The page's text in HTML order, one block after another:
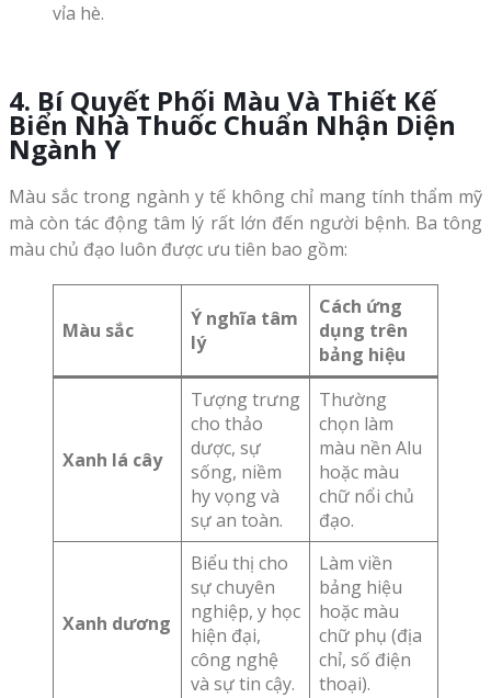
vỉa hè.
4. Bí Quyết Phối Màu Và Thiết Kế
Biển Nhà Thuốc Chuẩn Nhận Diện
Ngành Y
Màu sắc trong ngành y tế không chỉ mang tính thẩm mỹ
mà còn tác động tâm lý rất lớn đến người bệnh. Ba tông
màu chủ đạo luôn được ưu tiên bao gồm:
Màu sắc
Ý nghĩa tâm
lý
Cách ứng
dụng trên
bảng hiệu
Xanh lá cây
Tượng trưng
cho thảo
dược, sự
sống, niềm
hy vọng và
sự an toàn.
Thường
chọn làm
màu nền Alu
hoặc màu
chữ nổi chủ
đạo.
Xanh dương
Biểu thị cho
sự chuyên
nghiệp, y học
hiện đại,
công nghệ
và sự tin cậy.
Làm viền
bảng hiệu
hoặc màu
chữ phụ (địa
chỉ, số điện
thoại).